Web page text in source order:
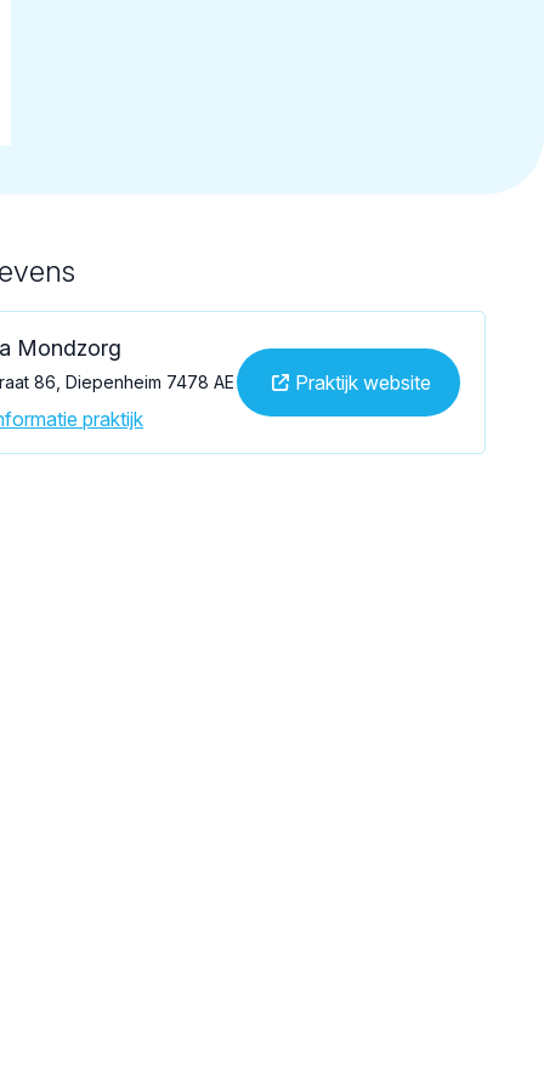
Mondzorg
86, Diepenheim 7478 AE
praktijk
Praktijk website